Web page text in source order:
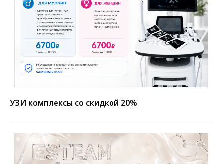
УЗИ комплексы со скидкой 20%